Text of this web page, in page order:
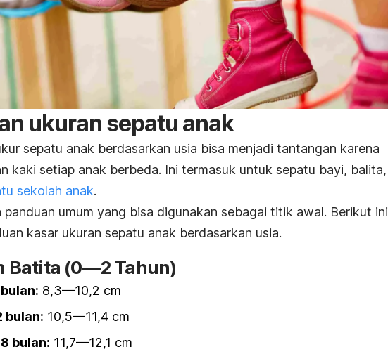
ukuran sepatu anak
sepatu anak berdasarkan usia bisa menjadi tantangan karena
kaki setiap anak berbeda. Ini termasuk untuk sepatu bayi, balita,
sekolah anak.
panduan umum yang bisa digunakan sebagai titik awal. Berikut ini
kasar ukuran sepatu anak berdasarkan usia.
Batita (0—2 Tahun)
8,3—10,2 cm
bulan: 10,5—11,4 cm
bulan: 11,7—12,1 cm